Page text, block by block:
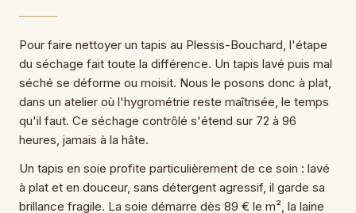
Pour faire nettoyer un tapis au Plessis-Bouchard, l'étape
du séchage fait toute la différence. Un tapis lavé puis mal
séché se déforme ou moisit. Nous le posons donc à plat,
dans un atelier où l'hygrométrie reste maîtrisée, le temps
qu'il faut. Ce séchage contrôlé s'étend sur 72 à 96
heures, jamais à la hâte.
Un tapis en soie profite particulièrement de ce soin : lavé
à plat et en douceur, sans détergent agressif, il garde sa
brillance fragile. La soie démarre dès 89 € le m², la laine